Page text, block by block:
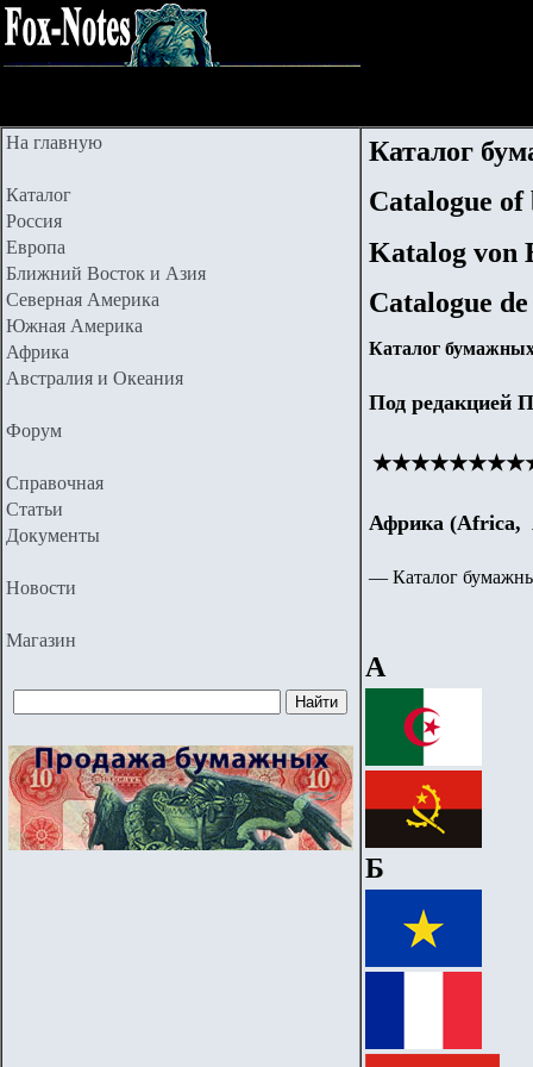
На главную
Каталог
Россия
Европа
Ближний Восток и Азия
Северная Америка
Южная Америка
Африка
Австралия и Океания
Форум
Справочная
Статьи
Документы
Новости
Магазин
Каталог
Catalogue
Katalog von
Catalogue
Каталог
Под редакцией
Африка (Africa,
— Каталог
A
Б